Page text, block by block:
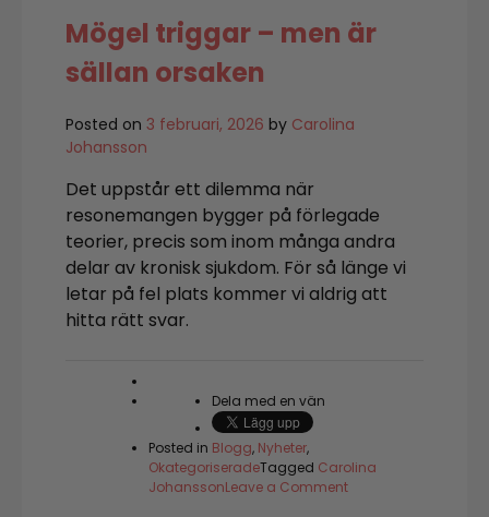
Mögel triggar – men är
sällan orsaken
Posted on 3 februari, 2026 by Carolina
Johansson
Det uppstår ett dilemma när
resonemangen bygger på förlegade
teorier, precis som inom många andra
delar av kronisk sjukdom. För så länge vi
letar på fel plats kommer vi aldrig att
hitta rätt svar.
Dela med en vän
Posted in Blogg, Nyheter,
OkategoriseradeTagged Carolina
JohanssonLeave a Commenton